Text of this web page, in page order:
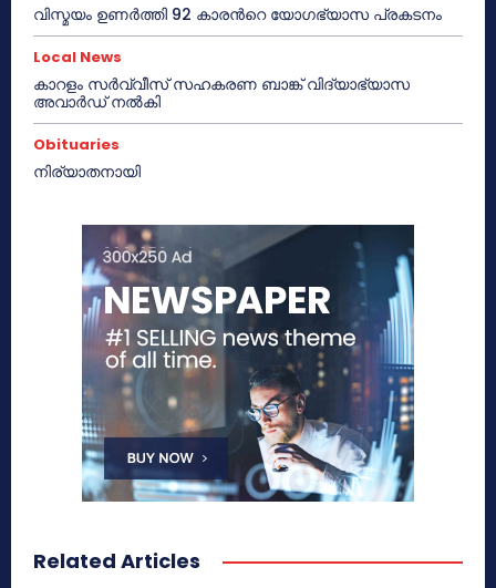
വിസ്മയം ഉണർത്തി 92 കാരൻറെ യോഗഭ്യാസ പ്രകടനം
Local News
കാറളം സർവ്വീസ് സഹകരണ ബാങ്ക് വിദ്യാഭ്യാസ
അവാർഡ് നൽകി
Obituaries
നിര്യാതനായി
Related Articles